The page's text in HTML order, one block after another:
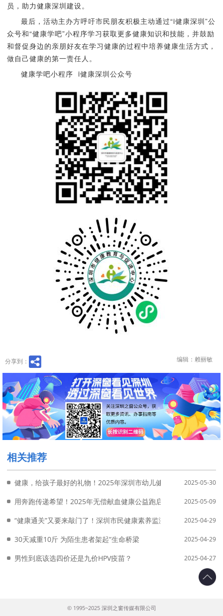
员，助力健康深圳建设。
最后，活动主办方呼吁市民朋友积极主动通过“i健康深圳”公
众号和“健康学吧”小程序学习获取更多健康知识和技能，并鼓励
和督促身边的亲朋好友在学习健康的过程中培养健康生活方式，
做自己健康的第一责任人。
健康学吧小程序 i健康深圳公众号
分享到： 编辑：赖丽敏
相关推荐
健康，给孩子最好的礼物！2025年深圳市幼儿健康嘉年华活动圆满
2025-05-30
用奔跑传递希望！2025年无偿献血健康公益跑启动 2025-05-09
“健康通关”又要来敲门了！深圳市民健康素养监测项目将启动2025-04-29
30天减重10斤 为陌生患者架起“生命桥梁 2025-04-29
男性到底该选四价还是九价HPV疫苗？ 2025-04-27
© 1995~2025 深圳之窗传媒有限公司